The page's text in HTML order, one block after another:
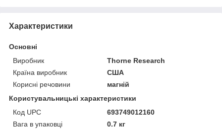
Характеристики
Основні
Виробник
Thorne Research
Країна виробник
США
Корисні речовини
магній
Користувальницькі характеристики
Код UPC
693749012160
Вага в упаковці
0.7 кг